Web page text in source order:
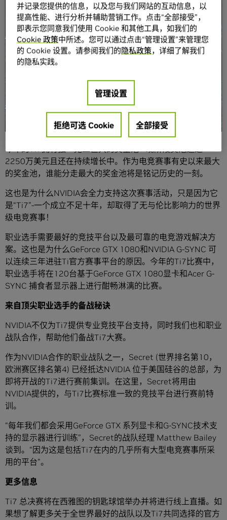
18支世界最强战队、最热情的粉丝、世界最大的体育赛事奖
金池之一，还有人人都爱DOTA2。我们爱DOTA2的一切：比
赛的压力、团队的配合、每一场战斗、每一只战队，所有激
情热血的一切，都将在8月7日-12日，出现在西雅图的DotA
2 国际邀请赛(以下简称：Ti7）！
今年的Ti7拥有独一无二巨大的奖金池—现阶段奖池超过
2250万美元且还在持续增长中。作为电竞赛事有史以来最大
的奖金池，谁能分走最大的奖金池将是铭记历史的一刻。
这也是为什么NVIDIA会全力支持这次赛事活动，只是因为它
是“Ti7”-一个成立不足十年，却取得了无与伦比影响力的世界
级电竞赛事！
职业选手需要最好的竞技平台以及最可靠的电竞游戏解决方
案。这也是为什么GeForce GTX 1080和NVIDIA G-SYNC 可
以连续三年进驻Ti官方赛事平台的原因。今年的Ti7比赛中，
职业选手将在120台基于GeForce GTX 1080显卡和Acer G-
SYNC 捕食者显示器上进行酣畅淋漓的比赛。
来自顶尖职业选手的备战秘诀
NVIDIA不仅为Ti7提供专业竞技平台支持，同时我们也和职业
战队合作，帮助他们备战Ti7大赛。
作为NVIDIA合作的职业战队之一，Secret (世界排名第10，
欧洲赛区排名第4) 已经抵达NVIDIA 位于美国硅谷的总部，为
即将开战的Ti7进行赛前集训。在这里，Secret将用由
NVIDIA提供的，与Ti7比赛标准一致的竞技平台进行赛前特
训。
“每年我们都会采用GeForce GTX 系列显卡和G-SYNC技术支
持的显示器进行训练”，Secret的战队经理 Matthew Bailey
谈到。“因为这是包括Ti7在内的几乎所有大型电竞赛事所采
用的平台”。
更多信息
Ti7 总决赛将在西雅图的钥匙球馆举办并将进行线上直播。如
果想了解更多关于全世界最好的战队以及Ti7共同选择的官方
并记录您提供的信息，以及您与我们网站的互动信息，以
提高性能、进行分析并辅助营销工作。点击“全部接受”，
即表示您同意我们使用 Cookie 和其他工具，如我们的
Cookie 政策中所述。您可以通过点击“管理设置”来管理您
的 Cookie 设置。请参阅我们的隐私政策，详细了解我们
的隐私实践。
管理设置
拒绝可选 Cookie 全部接受